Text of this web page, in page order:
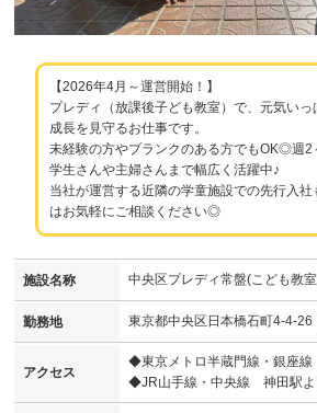
【2026年4月～運営開始！】
プレディ（放課後子ども教室）で、元気い
成長を見守るお仕事です。
未経験の方やブランクのある方でもOK◎週
学生さんや主婦さんまで幅広く活躍中♪
当社が運営する近隣の学童施設での先行入
はお気軽にご相談ください◎
施設名称 中央区プレディ常盤(こども教
勤務地 東京都中央区日本橋石町4-4-26
アクセス
◆東京メトロ半蔵門線・銀座
◆JR山手線・中央線 神田駅よ